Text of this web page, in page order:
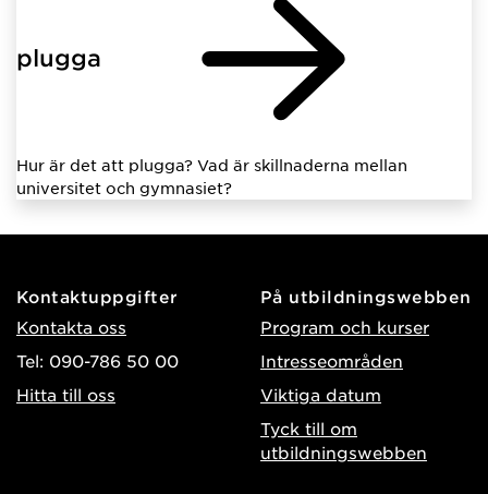
plugga
Hur är det att plugga? Vad är skillnaderna mellan
universitet och gymnasiet?
Kontaktuppgifter
Kontakta oss
Tel: 090-786 50 00
Hitta till oss
På utbildningswebben
Program och kurser
Intresseområden
Viktiga datum
Tyck till om
utbildningswebben